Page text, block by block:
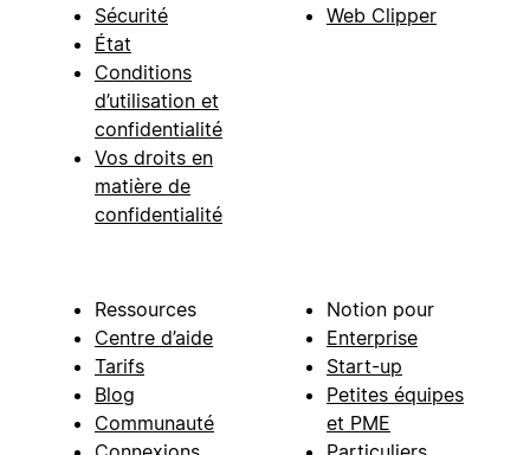
Sécurité
État
Conditions
d’utilisation et
confidentialité
Vos droits en
matière de
confidentialité
Web Clipper
Ressources
Centre d’aide
Tarifs
Blog
Communauté
Notion pour
Enterprise
Start-up
Petites équipes
et PME